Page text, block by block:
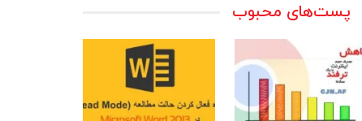
پست‌های محبوب